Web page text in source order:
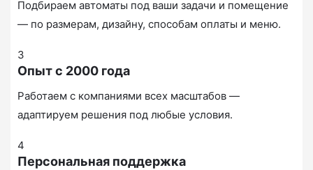
Подбираем автоматы под ваши задачи и помещение
— по размерам, дизайну, способам оплаты и меню.
3
Опыт с 2000 года
Работаем с компаниями всех масштабов —
адаптируем решения под любые условия.
4
Персональная поддержка